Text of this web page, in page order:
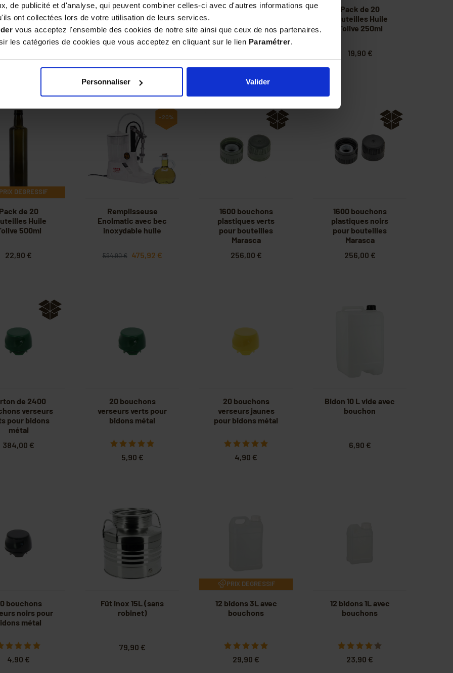
de publicité et d'analyse, qui peuvent combiner celles-ci avec d'autres informations que
ont collectées lors de votre utilisation de leurs services.
vous acceptez l'ensemble des cookies de notre site ainsi que ceux de nos partenaires.
les catégories de cookies que vous acceptez en cliquant sur le lien Paramétrer.
Personnaliser Valider
6 bouchons
PP31,5
clapet
Bouchon bec
verseur PP31,5 avec
clapet
20 bidons ronds 500
Pack de 20
bouteilles Huile
d'olive 250ml
19,90 €
DEGRESSIF
de 20
Huile
500ml
22,90 €
-20%
Remplisseuse
Enolmatic avec bec
inoxydable huile
594,90 € 475,92 €
1600 bouchons
plastiques verts
pour bouteilles
Marasca
256,00 €
1600 bouchons
plastiques noirs
pour bouteilles
Marasca
256,00 €
de 2400
verseurs
pour bidons
métal
384,00 €
20 bouchons
verseurs verts pour
bidons métal
5,90 €
20 bouchons
verseurs jaunes
pour bidons métal
4,90 €
Bidon 10 L vide avec
bouchon
6,90 €
bouchons
noirs pour
métal
4,90 €
Fût inox 15L (sans
robinet)
79,90 €
PRIX DEGRESSIF
12 bidons 3L avec
bouchons
29,90 €
12 bidons 1L avec
bouchons
23,90 €